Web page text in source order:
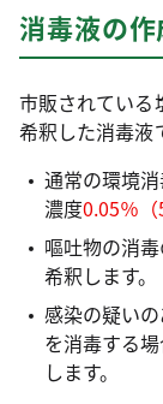
消毒液の
市販されている
希釈した消毒液
通常の環境
濃度0.05％（
嘔吐物の消
希釈します。
感染の疑い
を消毒する
します。